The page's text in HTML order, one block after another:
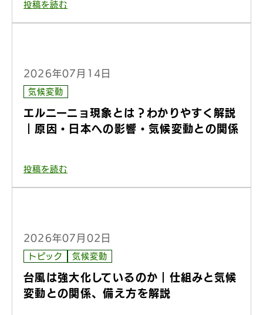
投稿を読む
2026年07月14日
気候変動
エルニーニョ現象とは？わかりやすく解説
｜原因・日本への影響・気候変動との関係
投稿を読む
2026年07月02日
トピック 気候変動
台風は強大化しているのか｜仕組みと気候
変動との関係、備え方を解説